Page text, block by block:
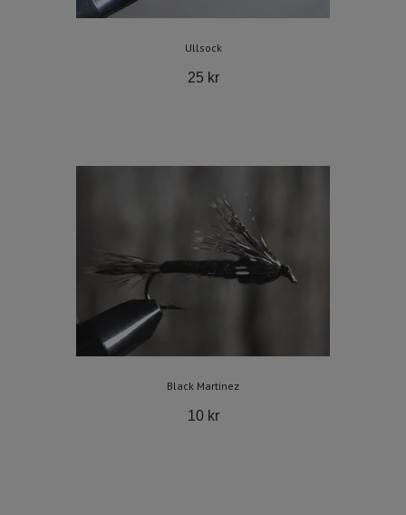
Ullsock
25 kr
Black Martinez
10 kr